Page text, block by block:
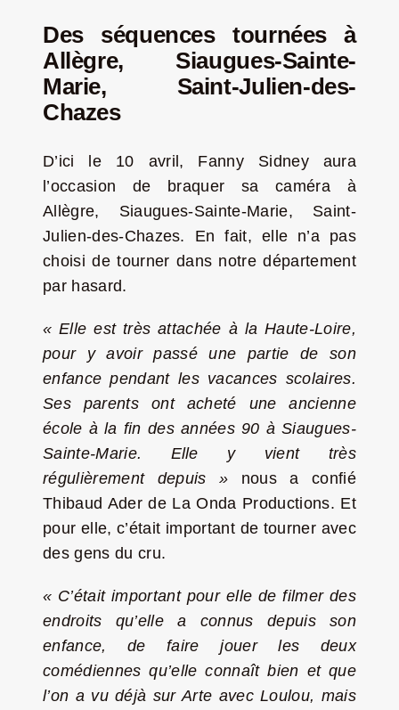
Des séquences tournées à
Allègre, Siaugues-Sainte-
Marie, Saint-Julien-des-
Chazes
D’ici le 10 avril, Fanny Sidney aura
l’occasion de braquer sa caméra à
Allègre, Siaugues-Sainte-Marie, Saint-
Julien-des-Chazes. En fait, elle n’a pas
choisi de tourner dans notre département
par hasard.
« Elle est très attachée à la Haute-Loire,
pour y avoir passé une partie de son
enfance pendant les vacances scolaires.
Ses parents ont acheté une ancienne
école à la fin des années 90 à Siaugues-
Sainte-Marie. Elle y vient très
régulièrement depuis » nous a confié
Thibaud Ader de La Onda Productions. Et
pour elle, c’était important de tourner avec
des gens du cru.
« C’était important pour elle de filmer des
endroits qu’elle a connus depuis son
enfance, de faire jouer les deux
comédiennes qu’elle connaît bien et que
l’on a vu déjà sur Arte avec Loulou, mais